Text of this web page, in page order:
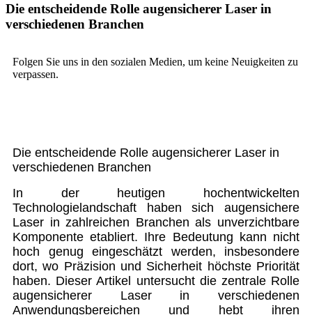
Die entscheidende Rolle augensicherer Laser in
verschiedenen Branchen
Folgen Sie uns in den sozialen Medien, um keine Neuigkeiten zu
verpassen.
Die entscheidende Rolle augensicherer Laser in
verschiedenen Branchen
In der heutigen hochentwickelten
Technologielandschaft haben sich augensichere
Laser in zahlreichen Branchen als unverzichtbare
Komponente etabliert. Ihre Bedeutung kann nicht
hoch genug eingeschätzt werden, insbesondere
dort, wo Präzision und Sicherheit höchste Priorität
haben. Dieser Artikel untersucht die zentrale Rolle
augensicherer Laser in verschiedenen
Anwendungsbereichen und hebt ihren